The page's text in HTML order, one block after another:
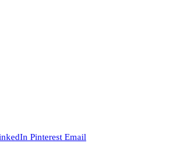
Pinterest Email